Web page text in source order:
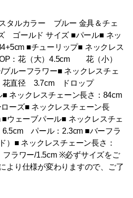
タルカラー ブルー 金具＆チェ
ゴールド サイズ ■パール■ ネッ
■チューリップ■ ネックレス
：花（大）4.5cm 花（小）
ルーフラワー■ ネックレスチェ
花直径 3.7cm ドロップ
ネックレスチェーン長さ：84cm
ーズ■ ネックレスチェーン長
ウェーブパール■ ネックレスチェ
6.5cm パール：2.3cm ■バーフラ
）■ ネックレスチェーン長さ：
ラワー/1.5cm ※必ずサイズをご
より仕様が変わりますので、ご了